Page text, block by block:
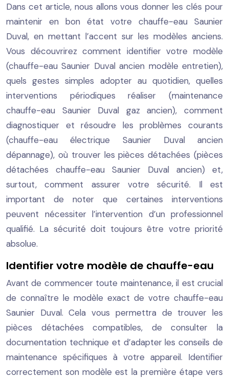
Dans cet article, nous allons vous donner les clés pour
maintenir en bon état votre chauffe-eau Saunier
Duval, en mettant l’accent sur les modèles anciens.
Vous découvrirez comment identifier votre modèle
(chauffe-eau Saunier Duval ancien modèle entretien),
quels gestes simples adopter au quotidien, quelles
interventions périodiques réaliser (maintenance
chauffe-eau Saunier Duval gaz ancien), comment
diagnostiquer et résoudre les problèmes courants
(chauffe-eau électrique Saunier Duval ancien
dépannage), où trouver les pièces détachées (pièces
détachées chauffe-eau Saunier Duval ancien) et,
surtout, comment assurer votre sécurité. Il est
important de noter que certaines interventions
peuvent nécessiter l’intervention d’un professionnel
qualifié. La sécurité doit toujours être votre priorité
absolue.
Identifier votre modèle de chauffe-eau
Avant de commencer toute maintenance, il est crucial
de connaître le modèle exact de votre chauffe-eau
Saunier Duval. Cela vous permettra de trouver les
pièces détachées compatibles, de consulter la
documentation technique et d’adapter les conseils de
maintenance spécifiques à votre appareil. Identifier
correctement son modèle est la première étape vers